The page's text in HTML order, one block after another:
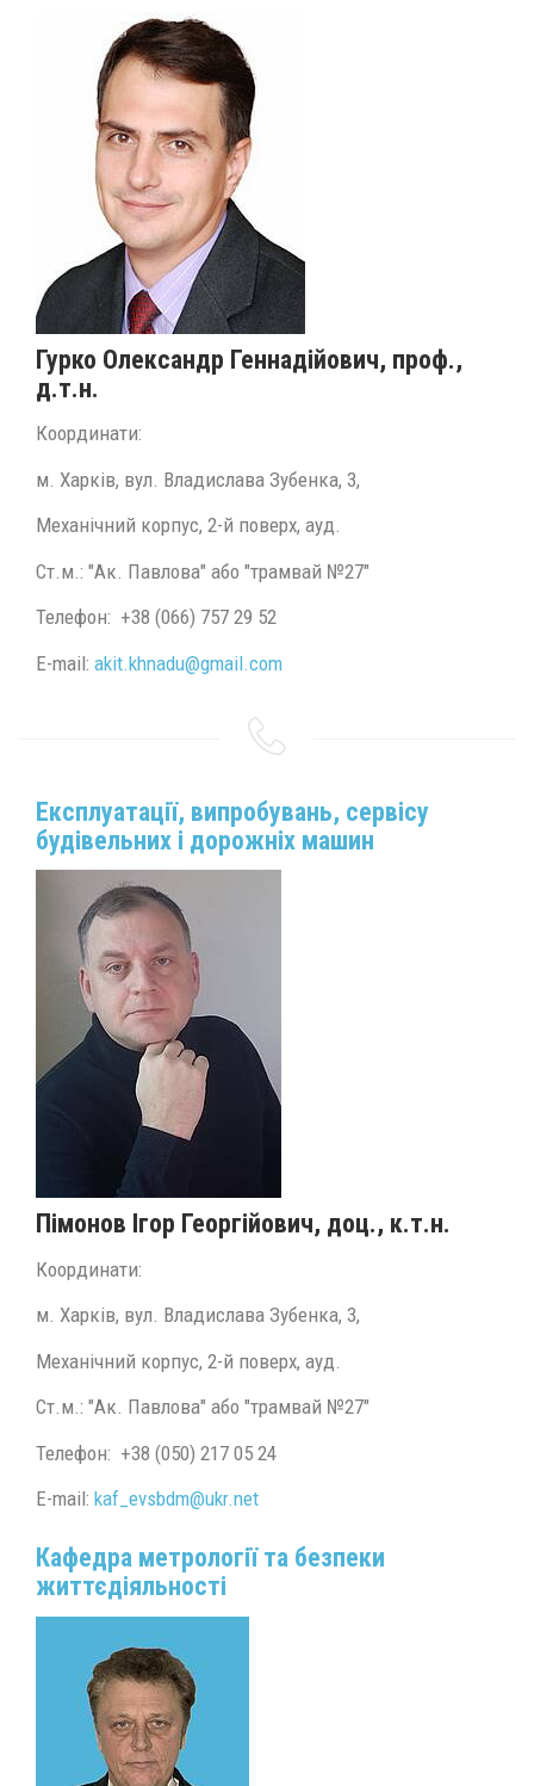
Гурко Олександр Геннадійович, проф.,
д.т.н.
Координати:
м. Харків, вул. Владислава Зубенка, 3,
Механічний корпус, 2-й поверх, ауд.
Ст.м.: "Ак. Павлова" або "трамвай №27"
Телефон: +38 (066) 757 29 52
E-mail: akit.khnadu@gmail.com
Експлуатації, випробувань, сервісу
будівельних і дорожніх машин
Пімонов Ігор Георгійович, доц., к.т.н.
Координати:
м. Харків, вул. Владислава Зубенка, 3,
Механічний корпус, 2-й поверх, ауд.
Ст.м.: "Ак. Павлова" або "трамвай №27"
Телефон: +38 (050) 217 05 24
E-mail: kaf_evsbdm@ukr.net
Кафедра метрології та безпеки
життєдіяльності